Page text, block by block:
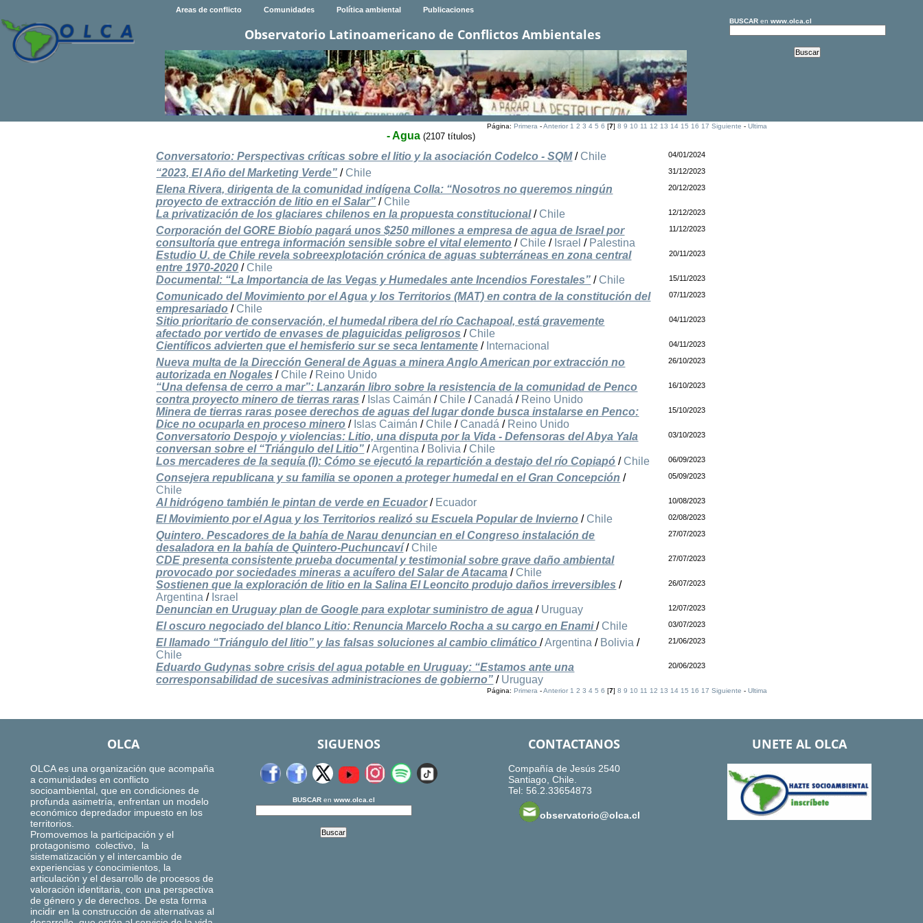
Areas de conflicto Comunidades Política ambiental Publicaciones
Observatorio Latinoamericano de Conflictos Ambientales
BUSCARen www.olca.cl
Página: Primera-Anterior 1 2 3 4 5 6 [7] 8 9 10 11 12 13 14 15 16 17 Siguiente - Ultima
- Agua (2107 títulos)
Conversatorio: Perspectivas críticas sobre el litio y la asociación Codelco - SQM/ Chile 04/01/2024
“2023, El Año del Marketing Verde” / Chile 31/12/2023
Elena Rivera, dirigenta de la comunidad indígena Colla: “Nosotros no queremos ningún
proyecto de extracción de litio en el Salar” / Chile
20/12/2023
La privatización de los glaciares chilenos en la propuesta constitucional/ Chile 12/12/2023
Corporación del GORE Biobío pagará unos $250 millones a empresa de agua de Israel por
consultoría que entrega información sensible sobre el vital elemento / Chile / Israel / Palestina
11/12/2023
Estudio U. de Chile revela sobreexplotación crónica de aguas subterráneas en zona central
entre 1970-2020 / Chile
20/11/2023
Documental: “La Importancia de las Vegas y Humedales ante Incendios Forestales” / Chile 15/11/2023
Comunicado del Movimiento por el Agua y los Territorios (MAT) en contra de la constitución del
empresariado / Chile
07/11/2023
Sitio prioritario de conservación, el humedal ribera del río Cachapoal, está gravemente
afectado por vertido de envases de plaguicidas peligrosos / Chile
04/11/2023
Científicos advierten que el hemisferio sur se seca lentamente / Internacional 04/11/2023
Nueva multa de la Dirección General de Aguas a minera Anglo American por extracción no
autorizada en Nogales / Chile / Reino Unido
26/10/2023
“Una defensa de cerro a mar”: Lanzarán libro sobre la resistencia de la comunidad de Penco
contra proyecto minero de tierras raras / Islas Caimán / Chile / Canadá / Reino Unido
16/10/2023
Minera de tierras raras posee derechos de aguas del lugar donde busca instalarse en Penco:
Dice no ocuparla en proceso minero / Islas Caimán / Chile / Canadá / Reino Unido
15/10/2023
Conversatorio Despojo y violencias: Litio, una disputa por la Vida - Defensoras del Abya Yala
conversan sobre el “Triángulo del Litio” /Argentina / Bolivia / Chile
03/10/2023
Los mercaderes de la sequía (I): Cómo se ejecutó la repartición a destajo del río Copiapó / Chile 06/09/2023
Consejera republicana y su familia se oponen a proteger humedal en el Gran Concepción /
Chile
05/09/2023
Al hidrógeno también le pintan de verde en Ecuador/ Ecuador 10/08/2023
El Movimiento por el Agua y los Territorios realizó su Escuela Popular de Invierno / Chile 02/08/2023
Quintero. Pescadores de la bahía de Narau denuncian en el Congreso instalación de
desaladora en la bahía de Quintero-Puchuncaví/ Chile
27/07/2023
CDE presenta consistente prueba documental y testimonial sobre grave daño ambiental
provocado por sociedades mineras a acuífero del Salar de Atacama / Chile
27/07/2023
Sostienen que la exploración de litio en la Salina El Leoncito produjo daños irreversibles /
Argentina / Israel
26/07/2023
Denuncian en Uruguay plan de Google para explotar suministro de agua / Uruguay 12/07/2023
El oscuro negociado del blanco Litio: Renuncia Marcelo Rocha a su cargo en Enami/ Chile 03/07/2023
El llamado “Triángulo del litio” y las falsas soluciones al cambio climático/Argentina / Bolivia /
Chile
21/06/2023
Eduardo Gudynas sobre crisis del agua potable en Uruguay: “Estamos ante una
corresponsabilidad de sucesivas administraciones de gobierno” / Uruguay
20/06/2023
Página: Primera-Anterior 1 2 3 4 5 6 [7] 8 9 10 11 12 13 14 15 16 17 Siguiente - Ultima
OLCA
OLCA es una organización que acompaña
a comunidades en conflicto
socioambiental, que en condiciones de
profunda asimetría, enfrentan un modelo
económico depredador impuesto en los
territorios.
Promovemos la participación y el
protagonismo colectivo, la
sistematización y el intercambio de
experiencias y conocimientos, la
articulación y el desarrollo de procesos de
valoración identitaria, con una perspectiva
de género y de derechos. De esta forma
incidir en la construcción de alternativas al
SIGUENOS
BUSCARen www.olca.cl
CONTACTANOS
Compañía de Jesús 2540
Santiago, Chile.
Tel: 56.2.33654873
observatorio@olca.cl
UNETE AL OLCA